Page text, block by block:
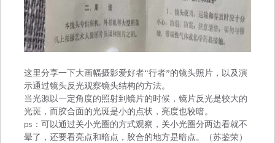
这里分享一下大画幅摄影爱好者“行者”的镜头照片，以及演
示通过镜头反光观察镜头结构的方法。
当光源以一定角度的照射到镜片的时候，镜片反光是较大的
光斑，而胶合面的光斑是小的点状，亮度也较暗。
ps：可以通过关小光圈的方式观察，关小光圈分两边看就不
晕了，还要看亮点和暗点，胶合的地方是暗点。（苏鉴荣）